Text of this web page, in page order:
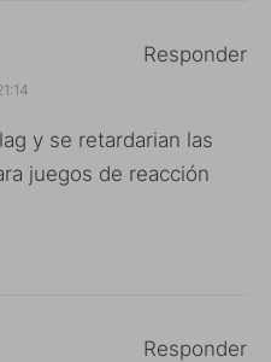
y se retardarian las
juegos de reacción
Responder
Responder